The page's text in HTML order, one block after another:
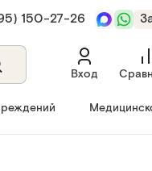
150‑27‑26
Вход